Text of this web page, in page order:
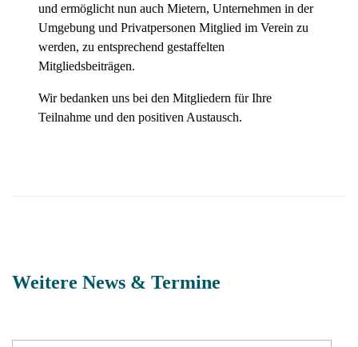
und ermöglicht nun auch Mietern, Unternehmen in der
Umgebung und Privatpersonen Mitglied im Verein zu
werden, zu entsprechend gestaffelten
Mitgliedsbeiträgen.
Wir bedanken uns bei den Mitgliedern für Ihre
Teilnahme und den positiven Austausch.
Weitere News & Termine